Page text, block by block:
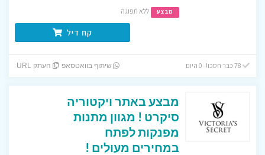
מבצע ללא תפוגה
קח דיל
78 כבר חסכו! 0 היום שיתוף בוואטסאפ העתק URL
מבצע באתר ויקטוריה
סיקרט ! מגוון מתנות
מפנקות לפתח
במחירים מעולים !